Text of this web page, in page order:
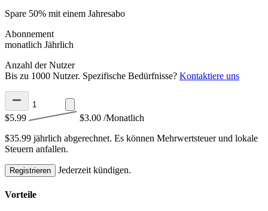
Spare 50% mit einem Jahresabo
Abonnement
monatlich Jährlich
Anzahl der Nutzer
Bis zu 1000 Nutzer. Spezifische Bedürfnisse? Kontaktiere uns
$5.99 $3.00 /Monatlich
$35.99 jährlich abgerechnet. Es können Mehrwertsteuer und lokale
Steuern anfallen.
Registrieren Jederzeit kündigen.
Vorteile